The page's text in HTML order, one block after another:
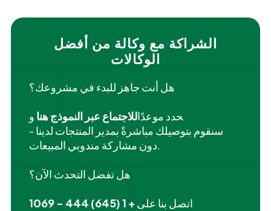
الشراكة مع وكالة من أفضل
الوكالات
هل أنت جاهز للبدء في مشروعك؟
‍حدد موعدًاللاجتماع عبر النموذج هنا و
سنقوم بتوصيلك مباشرةً بمدير المنتجات لدينا -
هل تفضل التحدث الآن؟
اتصل بنا على + 1 (645) 444 - 1069